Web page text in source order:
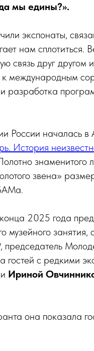
мы едины?».
экспонаты,
нам сплотиться.
связь друг другом
международным
разработка
России началась в
История
знаменитого
звена»
2025 года
музейного
гостей с редкими
Ириной
она показала